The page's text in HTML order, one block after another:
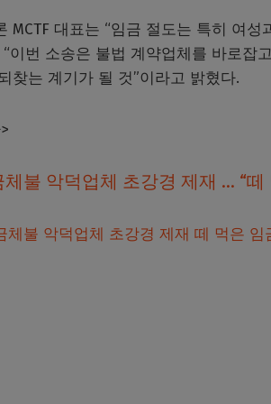
MCTF 대표는 “임금 절도는 특히 여
“이번 소송은 불법 계약업체를 바로
찾는 계기가 될 것”이라고 밝혔다.
체불 악덕업체 초강경 제재 … “떼
체불 악덕업체 초강경 제재 떼 먹은